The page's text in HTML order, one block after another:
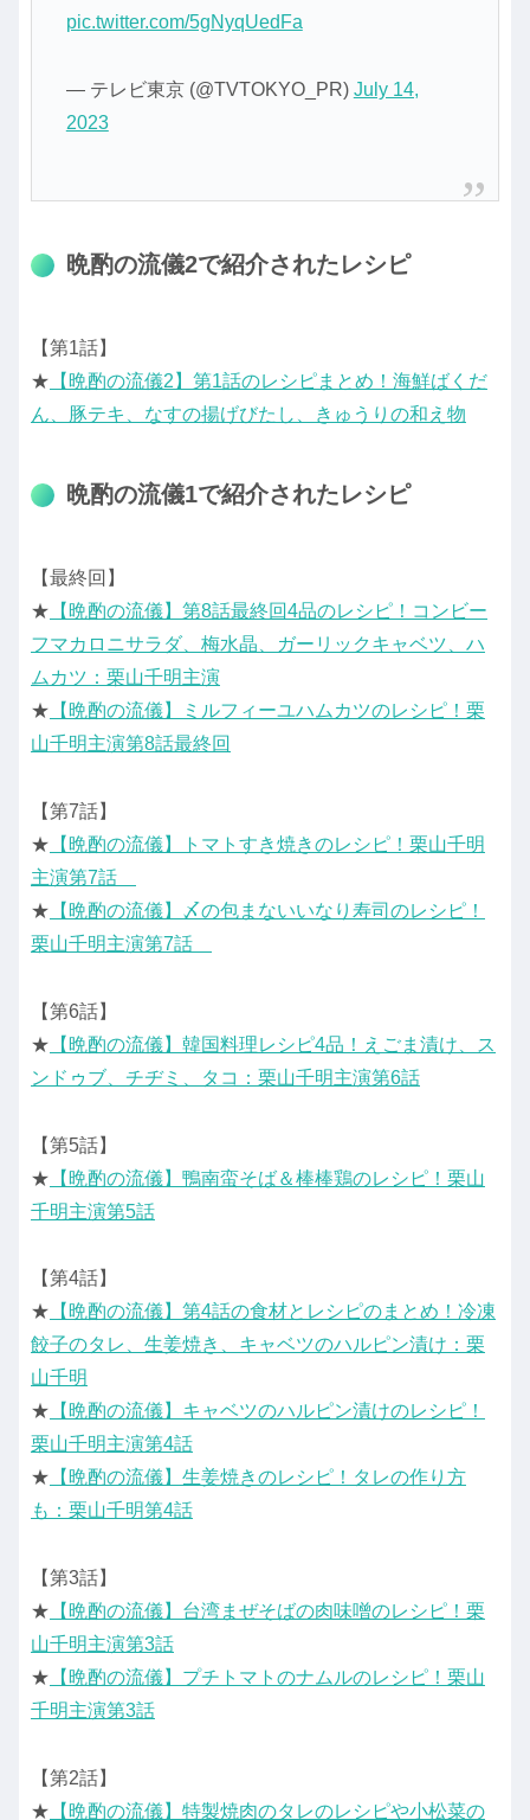
pic.twitter.com/5gNyqUedFa
— テレビ東京 (@TVTOKYO_PR) July 14,
2023
晩酌の流儀2で紹介されたレシピ
【第1話】
★ 【晩酌の流儀2】第1話のレシピまとめ！海鮮ばくだ
ん、豚テキ、なすの揚げびたし、きゅうりの和え物
晩酌の流儀1で紹介されたレシピ
【最終回】
★ 【晩酌の流儀】第8話最終回4品のレシピ！コンビー
フマカロニサラダ、梅水晶、ガーリックキャベツ、ハ
ムカツ：栗山千明主演
★ 【晩酌の流儀】ミルフィーユハムカツのレシピ！栗
山千明主演第8話最終回
【第7話】
★ 【晩酌の流儀】トマトすき焼きのレシピ！栗山千明
主演第7話
★ 【晩酌の流儀】〆の包まないいなり寿司のレシピ！
栗山千明主演第7話
【第6話】
★ 【晩酌の流儀】韓国料理レシピ4品！えごま漬け、ス
ンドゥブ、チヂミ、タコ：栗山千明主演第6話
【第5話】
★ 【晩酌の流儀】鴨南蛮そば＆棒棒鶏のレシピ！栗山
千明主演第5話
【第4話】
★ 【晩酌の流儀】第4話の食材とレシピのまとめ！冷凍
餃子のタレ、生姜焼き、キャベツのハルピン漬け：栗
山千明
★ 【晩酌の流儀】キャベツのハルピン漬けのレシピ！
栗山千明主演第4話
★ 【晩酌の流儀】生姜焼きのレシピ！タレの作り方
も：栗山千明第4話
【第3話】
★ 【晩酌の流儀】台湾まぜそばの肉味噌のレシピ！栗
山千明主演第3話
★ 【晩酌の流儀】プチトマトのナムルのレシピ！栗山
千明主演第3話
【第2話】
★ 【晩酌の流儀】特製焼肉のタレのレシピや小松菜の